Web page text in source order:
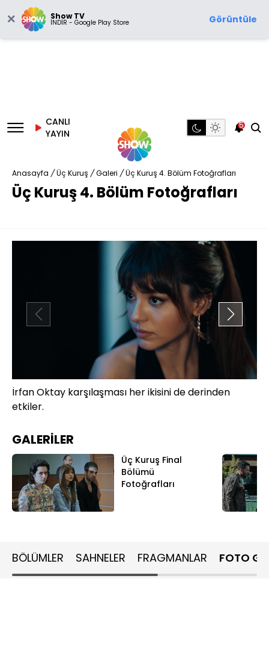
Show TV
İNDİR - Google Play Store Görüntüle
CANLI
YAYIN
5
Anasayfa / Üç Kuruş / Galeri / Üç Kuruş 4. Bölüm Fotoğrafları
Üç Kuruş 4. Bölüm Fotoğrafları
İrfan Oktay karşılaşması her ikisini de derinden
etkiler.
GALERİLER
Üç Kuruş Final
Bölümü
Fotoğrafları
BÖLÜMLER SAHNELER FRAGMANLAR FOTO